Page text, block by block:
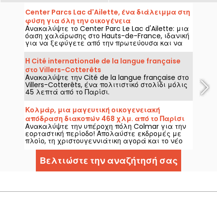
Center Parcs Lac d'Ailette, ένα διάλειμμα στη
φύση για όλη την οικογένεια
Ανακαλύψτε το Center Parc Le Lac d'Ailette: μια
όαση χαλάρωσης στο Hauts-de-France, ιδανική
για να ξεφύγετε από την πρωτεύουσα και να
απολαύσετε τη φύση.
Η Cité internationale de la langue française
στο Villers-Cotterêts
Ανακαλύψτε την Cité de la langue française στο
Villers-Cotterêts, ένα πολιτιστικό στολίδι μόλις
45 λεπτά από το Παρίσι.
Κολμάρ, μια μαγευτική οικογενειακή
απόδραση διακοπών 468 χλμ. από το Παρίσι
Ανακαλύψτε την υπέροχη πόλη Colmar για την
εορταστική περίοδο! Απολαύστε εκδρομές με
πλοίο, τη χριστουγεννιάτικη αγορά και το νέο
ξενοδοχείο Esquisse, που θα ανοίξει το 2023.
Βελτιώστε την αναζήτησή σας